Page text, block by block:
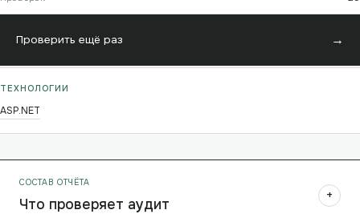
Проверить ещё раз →
ТЕХНОЛОГИИ
ASP.NET
СОСТАВ ОТЧЁТА
Что проверяет аудит +